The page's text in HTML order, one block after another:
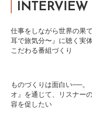
INTERVIEW
仕事をしながら世界の果
耳で旅気分〜』に聴く実
こだわる番組づくり
ものづくりは面白い──。
オ』を通じて、リスナー
容を促したい